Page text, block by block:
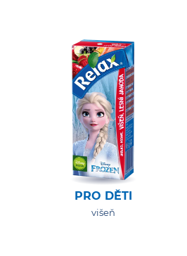
PRO DĚTI
višeň